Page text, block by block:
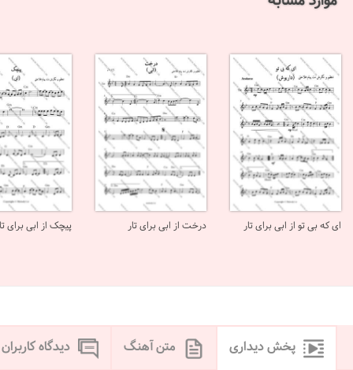
ای که بی تو از ابی برای تار درخت از ابی برای تار پیچک از ابی برای
پخش دیداری متن آهنگ دیدگاه کاربران